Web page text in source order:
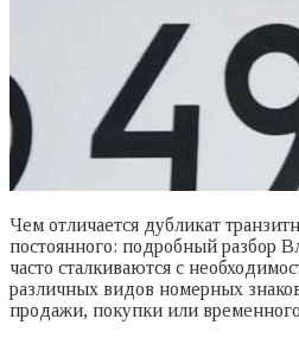
Чем отличается дубликат
постоянного: подробный разбор
часто сталкиваются с
различных видов номерных
продажи, покупки или